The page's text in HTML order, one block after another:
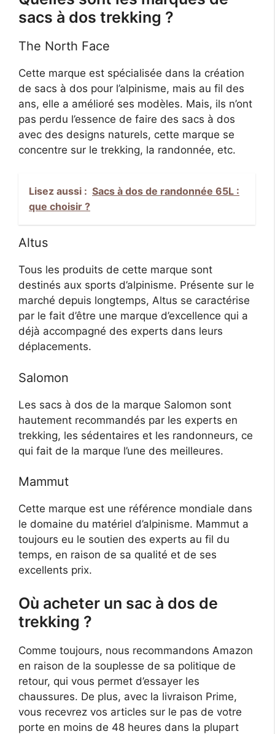
sacs à dos trekking ?
The North Face
Cette marque est spécialisée dans la création
de sacs à dos pour l’alpinisme, mais au fil des
ans, elle a amélioré ses modèles. Mais, ils n’ont
pas perdu l’essence de faire des sacs à dos
avec des designs naturels, cette marque se
concentre sur le trekking, la randonnée, etc.
Lisez aussi : Sacs à dos de randonnée 65L :
que choisir ?
Altus
Tous les produits de cette marque sont
destinés aux sports d’alpinisme. Présente sur le
marché depuis longtemps, Altus se caractérise
par le fait d’être une marque d’excellence qui a
déjà accompagné des experts dans leurs
déplacements.
Salomon
Les sacs à dos de la marque Salomon sont
hautement recommandés par les experts en
trekking, les sédentaires et les randonneurs, ce
qui fait de la marque l’une des meilleures.
Mammut
Cette marque est une référence mondiale dans
le domaine du matériel d’alpinisme. Mammut a
toujours eu le soutien des experts au fil du
temps, en raison de sa qualité et de ses
excellents prix.
Où acheter un sac à dos de
trekking ?
Comme toujours, nous recommandons Amazon
en raison de la souplesse de sa politique de
retour, qui vous permet d’essayer les
chaussures. De plus, avec la livraison Prime,
vous recevrez vos articles sur le pas de votre
porte en moins de 48 heures dans la plupart